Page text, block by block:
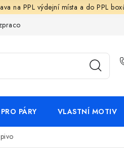
na PPL výdejní místa a do PPL
ochrany osobních údajů
PRO PÁRY VLASTNÍ MOTIV